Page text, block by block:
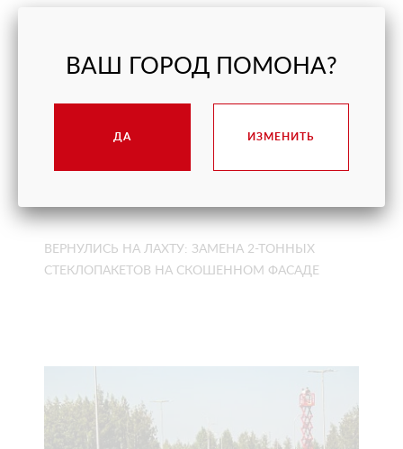
ВЕРНУЛИСЬ НА ЛАХТУ: ЗАМЕНА 2-ТОННЫХ
СТЕКЛОПАКЕТОВ НА СКОШЕННОМ ФАСАДЕ
ВАШ ГОРОД ПОМОНА?
ДА ИЗМЕНИТЬ